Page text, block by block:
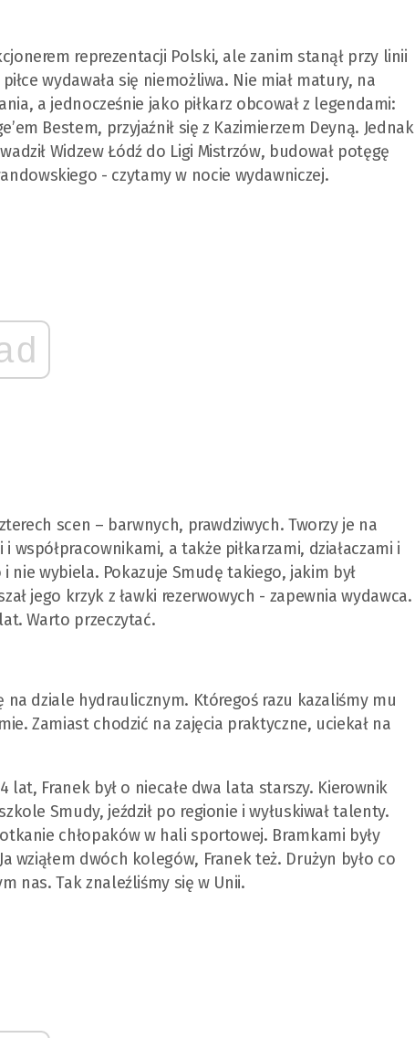
reprezentacji Polski, ale zanim stanął przy linii
wydawała się niemożliwa. Nie miał matury, na
a jednocześnie jako piłkarz obcował z legendami:
Bestem, przyjaźnił się z Kazimierzem Deyną. Jednak
Widzew Łódź do Ligi Mistrzów, budował potęgę
- czytamy w nocie wydawniczej.
scen – barwnych, prawdziwych. Tworzy je na
a także piłkarzami, działaczami i
nie wybiela. Pokazuje Smudę takiego, jakim był
jego krzyk z ławki rezerwowych - zapewnia wydawca.
Warto przeczytać.
na dziale hydraulicznym. Któregoś razu kazaliśmy mu
Zamiast chodzić na zajęcia praktyczne, uciekał na
lat, Franek był o niecałe dwa lata starszy. Kierownik
Smudy, jeździł po regionie i wyłuskiwał talenty.
chłopaków w hali sportowej. Bramkami były
wziąłem dwóch kolegów, Franek też. Drużyn było co
nas. Tak znaleźliśmy się w Unii.